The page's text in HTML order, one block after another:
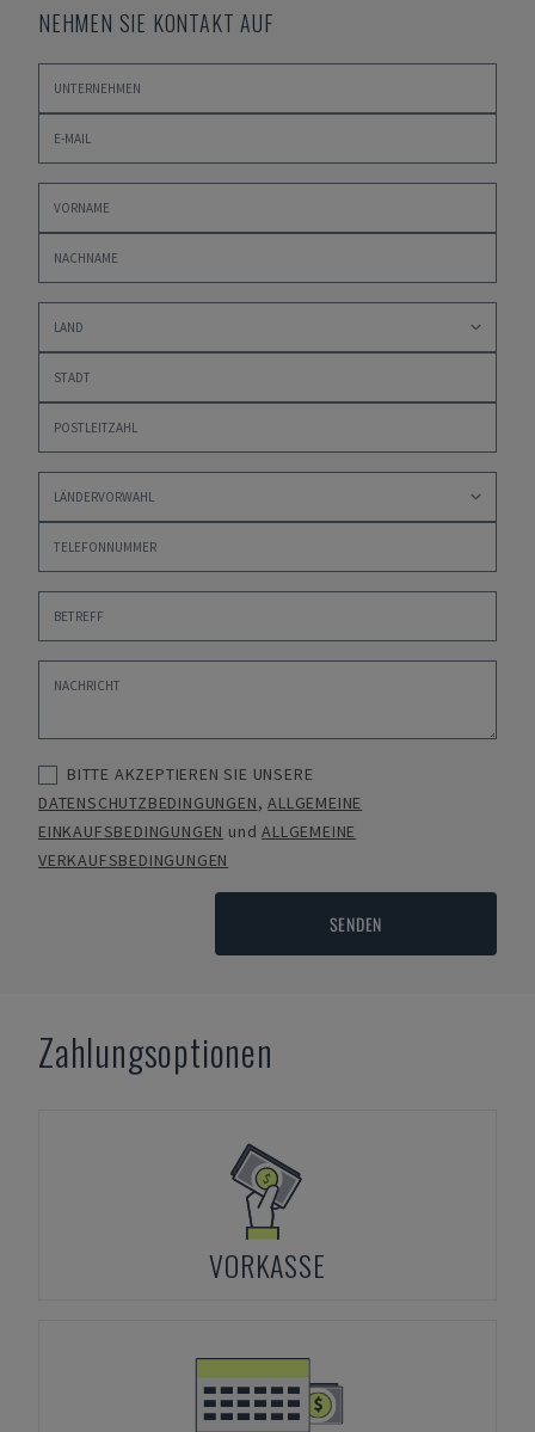
NEHMEN SIE KONTAKT AUF
BITTE AKZEPTIEREN SIE UNSERE
DATENSCHUTZBEDINGUNGEN,ALLGEMEINE
EINKAUFSBEDINGUNGEN undALLGEMEINE
VERKAUFSBEDINGUNGEN
SENDEN
Zahlungsoptionen
VORKASSE